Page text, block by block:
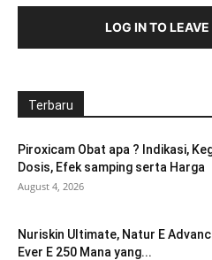
LOG IN TO
Terbaru
Piroxicam Obat apa ? Indikasi,
Dosis, Efek samping serta Harga
August 4, 2026
Nuriskin Ultimate, Natur E
Ever E 250 Mana yang...